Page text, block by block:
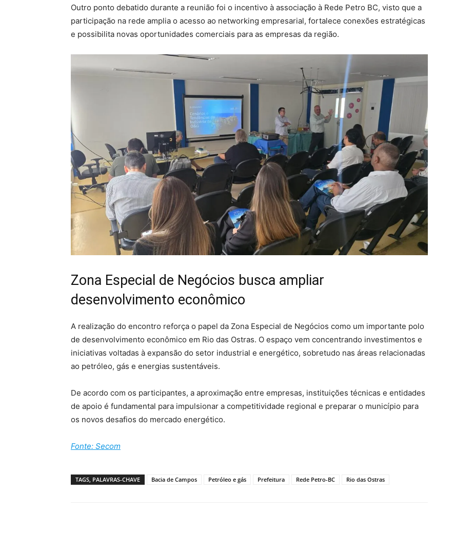
Outro ponto debatido durante a reunião foi o incentivo à associação à Rede Petro BC, visto que a
participação na rede amplia o acesso ao networking empresarial, fortalece conexões estratégicas
e possibilita novas oportunidades comerciais para as empresas da região.
Zona Especial de Negócios busca ampliar
desenvolvimento econômico
A realização do encontro reforça o papel da Zona Especial de Negócios como um importante polo
de desenvolvimento econômico em Rio das Ostras. O espaço vem concentrando investimentos e
iniciativas voltadas à expansão do setor industrial e energético, sobretudo nas áreas relacionadas
ao petróleo, gás e energias sustentáveis.
De acordo com os participantes, a aproximação entre empresas, instituições técnicas e entidades
de apoio é fundamental para impulsionar a competitividade regional e preparar o município para
os novos desafios do mercado energético.
Fonte: Secom
TAGS, PALAVRAS-CHAVE Bacia de Campos Petróleo e gás Prefeitura Rede Petro-BC Rio das Ostras